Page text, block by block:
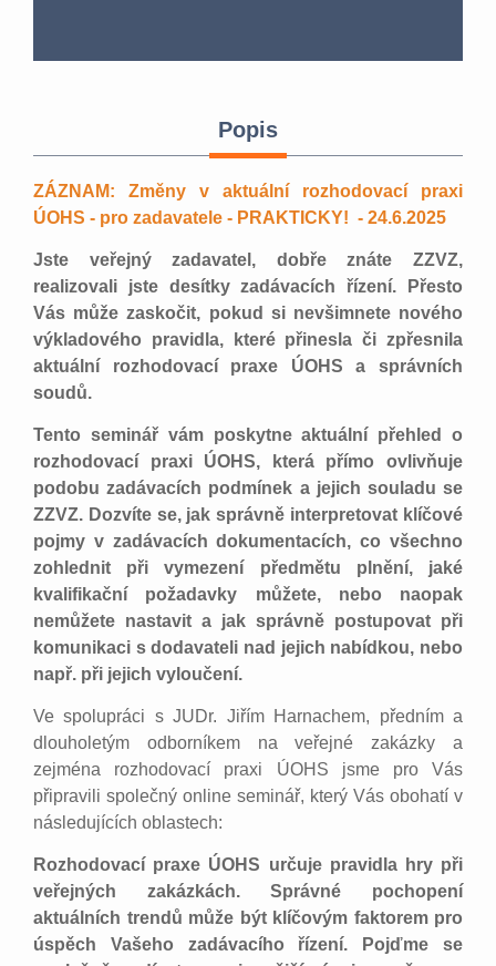
Popis
ZÁZNAM: Změny v aktuální rozhodovací praxi
ÚOHS - pro zadavatele - PRAKTICKY! - 24.6.2025
Jste veřejný zadavatel, dobře znáte ZZVZ,
realizovali jste desítky zadávacích řízení. Přesto
Vás může zaskočit, pokud si nevšimnete nového
výkladového pravidla, které přinesla či zpřesnila
aktuální rozhodovací praxe ÚOHS a správních
soudů.
Tento seminář vám poskytne aktuální přehled o
rozhodovací praxi ÚOHS, která přímo ovlivňuje
podobu zadávacích podmínek a jejich souladu se
ZZVZ. Dozvíte se, jak správně interpretovat klíčové
pojmy v zadávacích dokumentacích, co všechno
zohlednit při vymezení předmětu plnění, jaké
kvalifikační požadavky můžete, nebo naopak
nemůžete nastavit a jak správně postupovat při
komunikaci s dodavateli nad jejich nabídkou, nebo
např. při jejich vyloučení.
Ve spolupráci s JUDr. Jiřím Harnachem, předním a
dlouholetým odborníkem na veřejné zakázky a
zejména rozhodovací praxi ÚOHS jsme pro Vás
připravili společný online seminář, který Vás obohatí v
následujících oblastech:
Rozhodovací praxe ÚOHS určuje pravidla hry při
veřejných zakázkách. Správné pochopení
aktuálních trendů může být klíčovým faktorem pro
úspěch Vašeho zadávacího řízení. Pojďme se